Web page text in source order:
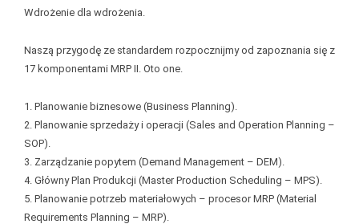
Wdrożenie dla wdrożenia.
Naszą przygodę ze standardem rozpocznijmy od zapoznania się z
17 komponentami MRP II. Oto one.
1. Planowanie biznesowe (Business Planning).
2. Planowanie sprzedaży i operacji (Sales and Operation Planning –
SOP).
3. Zarządzanie popytem (Demand Management – DEM).
4. Główny Plan Produkcji (Master Production Scheduling – MPS).
5. Planowanie potrzeb materiałowych – procesor MRP (Material
Requirements Planning – MRP).